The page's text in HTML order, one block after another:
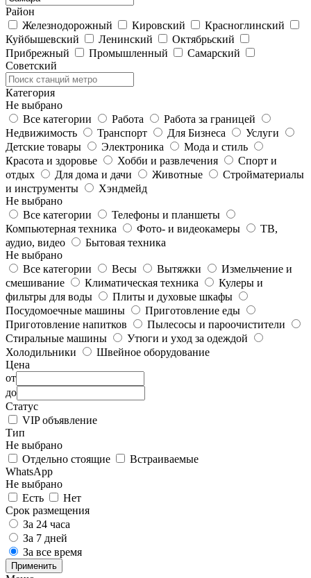
Район
Железнодорожный
Кировский
Красноглинский
Куйбышевский
Ленинский
Октябрьский
Прибрежный
Промышленный
Самарский
Советский
Категория
Не выбрано
Все категории
Работа
Работа за границей
Недвижимость
Транспорт Для Бизнеса
Услуги
Детские товары
Электроника
Мода и стиль
Красота и здоровье
Хобби и развлечения
Спорт и
отдых
Для дома и дачи Животные
Стройматериалы
и инструменты
Хэндмейд
Не выбрано
Все категории
Телефоны и планшеты
Компьютерная техника
Фото- и видеокамеры
ТВ,
аудио, видео
Бытовая техника
Не выбрано
Все категории
Весы Вытяжки
Измельчение и
смешивание
Климатическая техника
Кулеры и
фильтры для воды
Плиты и духовые шкафы
Посудомоечные машины
Приготовление еды
Приготовление напитков
Пылесосы и пароочистители
Стиральные машины
Утюги и уход за одеждой
Холодильники
Швейное оборудование
Цена
от
до
Статус
VIP объявление
Тип
Не выбрано
Отдельно стоящие
Встраиваемые
WhatsApp
Не выбрано
Есть
Нет
Срок размещения
За 24 часа
За 7 дней
За все время
Применить